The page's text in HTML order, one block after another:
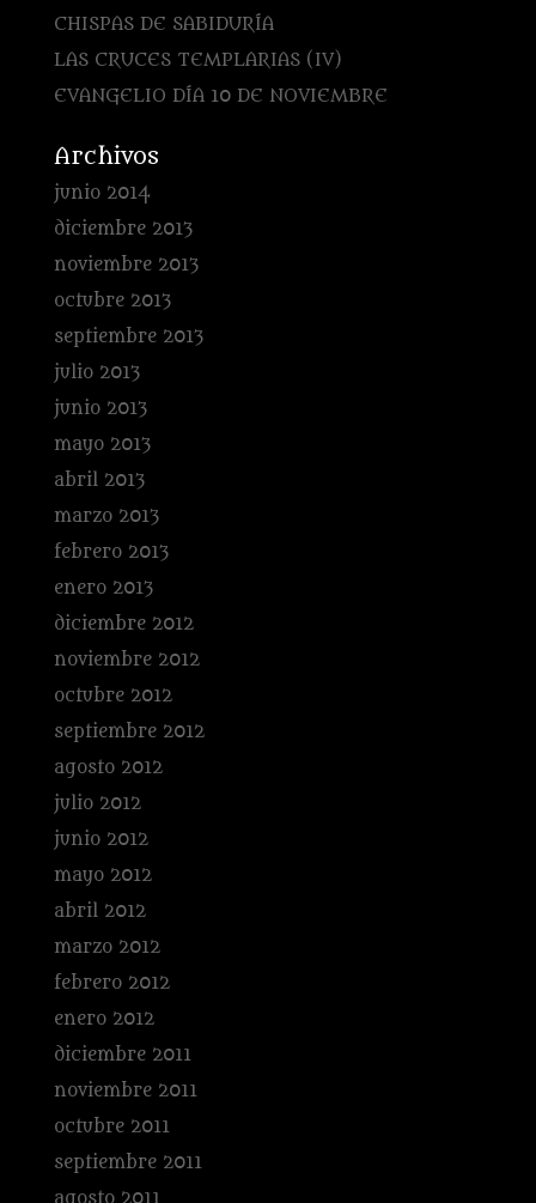
CHISPAS DE SABIDURÍA
LAS CRUCES TEMPLARIAS (IV)
EVANGELIO DÍA 10 DE NOVIEMBRE
Archivos
junio 2014
diciembre 2013
noviembre 2013
octubre 2013
septiembre 2013
julio 2013
junio 2013
mayo 2013
abril 2013
marzo 2013
febrero 2013
enero 2013
diciembre 2012
noviembre 2012
octubre 2012
septiembre 2012
agosto 2012
julio 2012
junio 2012
mayo 2012
abril 2012
marzo 2012
febrero 2012
enero 2012
diciembre 2011
noviembre 2011
octubre 2011
septiembre 2011
agosto 2011